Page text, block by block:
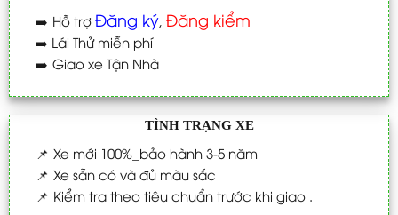
➡️ Hỗ trợ Đăng ký, Đăng kiểm
➡️ Lái Thử miễn phí
➡️ Giao xe Tận Nhà
TÌNH TRẠNG XE
📌 Xe mới 100%_bảo hành 3-5 năm
📌 Xe sẵn có và đủ màu sắc
📌 Kiểm tra theo tiêu chuẩn trước khi giao .